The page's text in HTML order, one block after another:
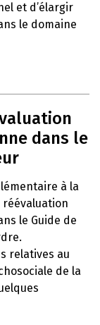
et d’élargir
le domaine
dans le
à la
le Guide de
relatives au
de la